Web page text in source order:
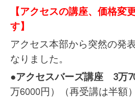
【アクセスの講座、価格変
す】
アクセス本部から突然の発
なりました。
●アクセスバーズ講座 3万
万6000円）（再受講は半額）